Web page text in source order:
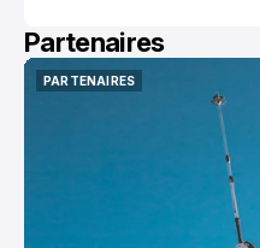
Partenaires
PARTENAIRES